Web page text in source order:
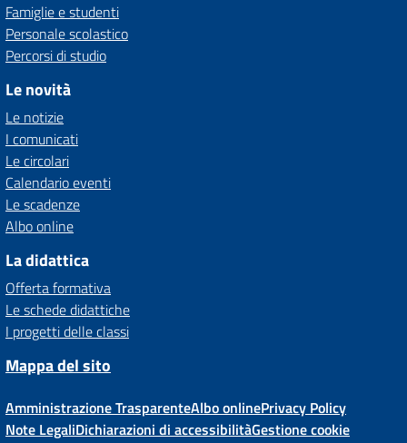
Famiglie e studenti
Personale scolastico
Percorsi di studio
Le novità
Le notizie
I comunicati
Le circolari
Calendario eventi
Le scadenze
Albo online
La didattica
Offerta formativa
Le schede didattiche
I progetti delle classi
Mappa del sito
Amministrazione TrasparenteAlbo onlinePrivacy Policy
Note LegaliDichiarazioni di accessibilitàGestione cookie